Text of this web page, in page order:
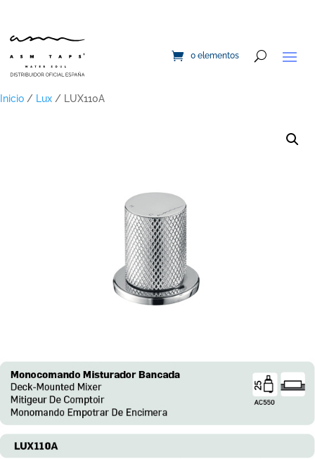
0 elementos
Inicio / Lux / LUX110A